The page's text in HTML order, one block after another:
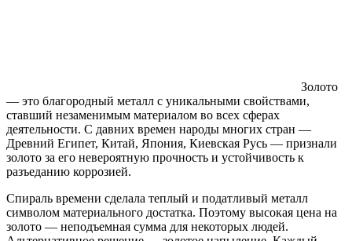
Золото
— это благородный металл с уникальными свойствами,
ставший незаменимым материалом во всех сферах
деятельности. С давних времен народы многих стран —
Древний Египет, Китай, Япония, Киевская Русь — признали
золото за его невероятную прочность и устойчивость к
разъеданию коррозией.
Спираль времени сделала теплый и податливый металл
символом материального достатка. Поэтому высокая цена на
золото — неподъемная сумма для некоторых людей.